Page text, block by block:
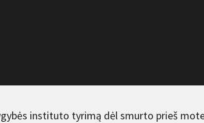
instituto tyrimą dėl smurto prieš